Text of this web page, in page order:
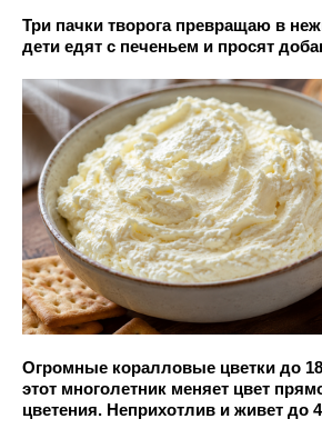
Три пачки творога превращаю в
дети едят с печеньем и просят
Огромные коралловые цветки до
этот многолетник меняет цвет
цветения. Неприхотлив и живет до